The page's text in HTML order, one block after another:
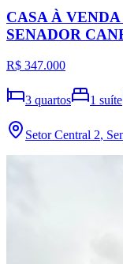
CASA À
SENADOR
R$ 347.000
3 quartos 1 suíte
Setor Central 2,